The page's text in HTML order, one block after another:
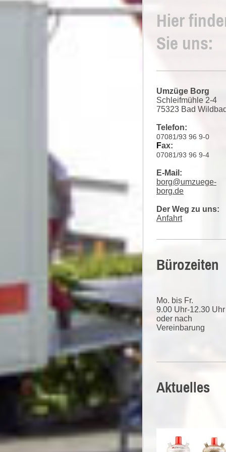
Hier
Sie uns:
Umzüge Borg
Schleifmühle 2-4
75323 Bad
Telefon:
07081/93 96 9-0
Fax:
07081/93 96 9-4
E-Mail:
borg@umzuege-
borg.de
Der Weg zu uns:
Anfahrt
Bürozeiten
Mo. bis Fr.
9.00 Uhr-12.30 Uhr
oder nach
Vereinbarung